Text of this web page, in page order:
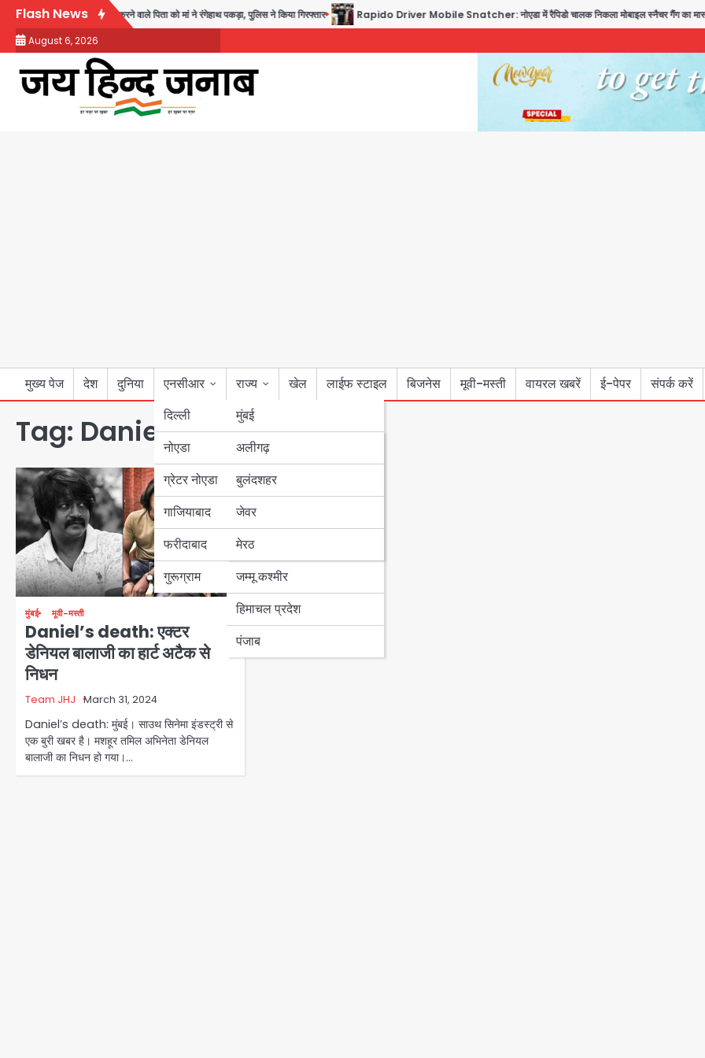
Skip
content
Flash News
अश्लील हरकत करने वाले पिता को मां ने रंगेहाथ पकड़ा, पुलिस ने किया गिरफ्तार Rapido Driver Mobile Snatcher: नोएडा में रैपिडो चालक निकला मोबाइल स्नैचर गैंग का मास्टरमाइंड,
August 6, 2026
मुख्य पेज देश दुनिया
एनसीआर
दिल्ली
नोएडा
ग्रेटर नोएडा
गाजियाबाद
फरीदाबाद
गुरूग्राम
राज्य
मुंबई
उत्तर प्रदेश
अलीगढ़
बुलंदशहर
जेवर
मेरठ
बिहार
पंजाब
हरियाणा
जम्मू कश्मीर
हिमाचल प्रदेश
पंजाब
खेल लाईफ स्टाइल बिजनेस मूवी-मस्ती वायरल खबरें ई-पेपर संपर्क करें
Tag: Daniel’s death
मुंबई मूवी-मस्ती
Daniel’s death: एक्टर
डेनियल बालाजी का हार्ट अटैक से
निधन
Team JHJ March 31, 2024
Daniel’s death: मुंबई। साउथ सिनेमा इंडस्ट्री से
एक बुरी खबर है। मशहूर तमिल अभिनेता डेनियल
बालाजी का निधन हो गया।…